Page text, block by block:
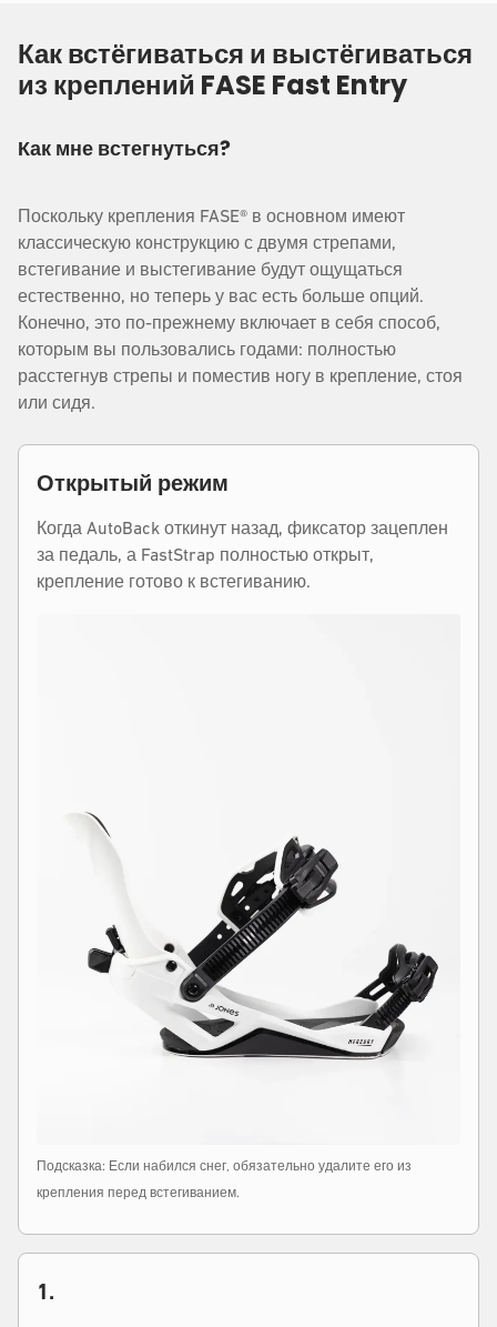
Как встёгиваться и выстёгиваться
из креплений FASE Fast Entry
Как мне встегнуться?
Поскольку крепления FASE® в основном имеют
классическую конструкцию с двумя стрепами,
встегивание и выстегивание будут ощущаться
естественно, но теперь у вас есть больше опций.
Конечно, это по-прежнему включает в себя способ,
которым вы пользовались годами: полностью
расстегнув стрепы и поместив ногу в крепление, стоя
или сидя.
Открытый режим
Когда AutoBack откинут назад, фиксатор зацеплен
за педаль, а FastStrap полностью открыт,
крепление готово к встегиванию.
Подсказка: Если набился снег, обязательно удалите его из
крепления перед встегиванием.
1.